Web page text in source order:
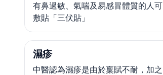
有鼻過敏、氣喘及易感冒體質的人可
敷貼「三伏貼」
濕疹
中醫認為濕疹是由於稟賦不耐，加之